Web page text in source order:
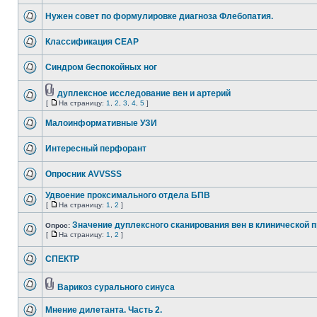
Нужен совет по формулировке диагноза Флебопатия.
Классификация CEAP
Синдром беспокойных ног
дуплексное исследование вен и артерий
[ На страницу: 1 2 3 4 5 ]
Малоинформативные УЗИ
Интересный перфорант
Опросник AVVSSS
Удвоение проксимального отдела БПВ
[ На страницу: 1 2 ]
Опрос: Значение дуплексного сканирования вен в клинической
[ На страницу: 1 2 ]
СПЕКТР
Варикоз сурального синуса
Мнение дилетанта. Часть 2.